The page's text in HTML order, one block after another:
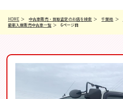
HOME 中古車販売・買取査定のお店を検索 千葉県
最新入庫販売中古車一覧
6ページ目